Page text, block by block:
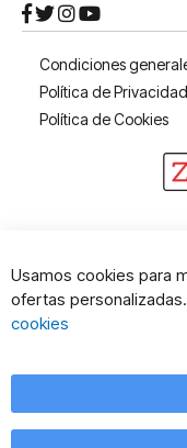
Condiciones
Política de
Política de Cookies
Usamos cookies para
ofertas
cookies